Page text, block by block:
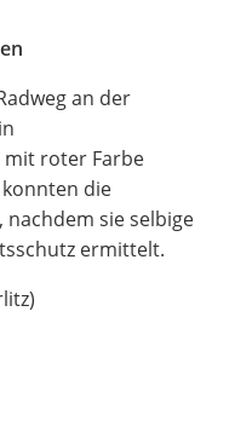
Português
Việt
an der
mit roter Farbe
die
sie selbige
ermittelt.